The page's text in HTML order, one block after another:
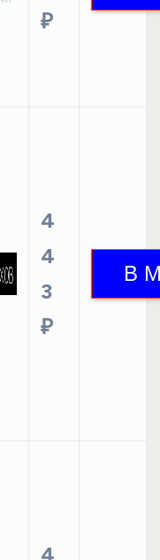
₽
4
4
3
₽
4